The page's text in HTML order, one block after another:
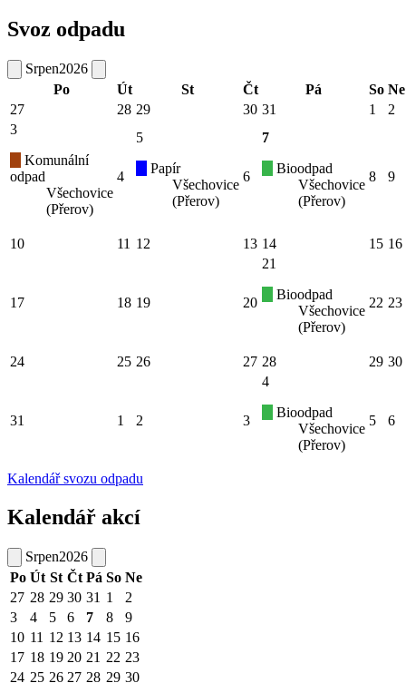
Svoz odpadu
Srpen2026
Po
Út St Čt Pá So Ne
27
28 29 30 31 1
2
3
Komunální
odpad
Všechovice
(Přerov)
4
5
Papír
Všechovice
(Přerov)
6
7
Bioodpad
Všechovice
(Přerov)
8 9
10 11 12 13 14 15 16
17 18 19 20
21
Bioodpad
Všechovice
(Přerov)
22 23
24 25 26 27 28 29 30
31 1 2 3
4
Bioodpad
Všechovice
(Přerov)
5 6
Kalendář svozu odpadu
Kalendář akcí
Srpen2026
Po Út St Čt Pá So Ne
27 28 29 30 31 1
2
3
4 5 6 7 8
9
10 11 12 13 14 15 16
17 18 19 20 21 22 23
24 25 26 27 28 29 30